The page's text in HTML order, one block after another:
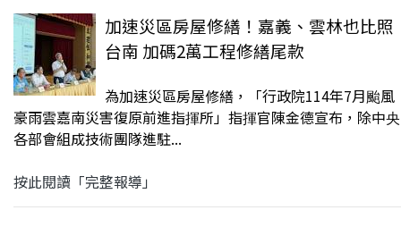
加速災區房屋修繕！嘉義、雲林也比照
台南 加碼2萬工程修繕尾款
為加速災區房屋修繕，「行政院114年7月颱風
豪雨雲嘉南災害復原前進指揮所」指揮官陳金德宣布，除中央
各部會組成技術團隊進駐...
按此閱讀「完整報導」